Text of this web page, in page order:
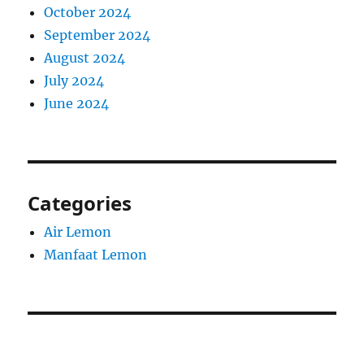
October 2024
September 2024
August 2024
July 2024
June 2024
Categories
Air Lemon
Manfaat Lemon